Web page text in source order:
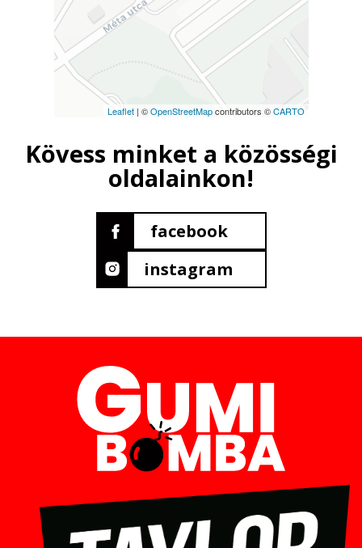
Leaflet| ©OpenStreetMapcontributors ©CARTO
Kövess minket a közösségi
oldalainkon!
facebook
instagram